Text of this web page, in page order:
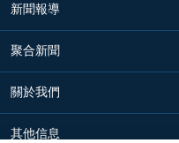
新聞報導
聚合新聞
關於我們
其他信息